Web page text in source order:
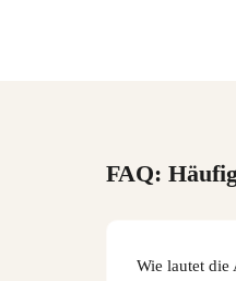
FAQ:
Wie lautet die